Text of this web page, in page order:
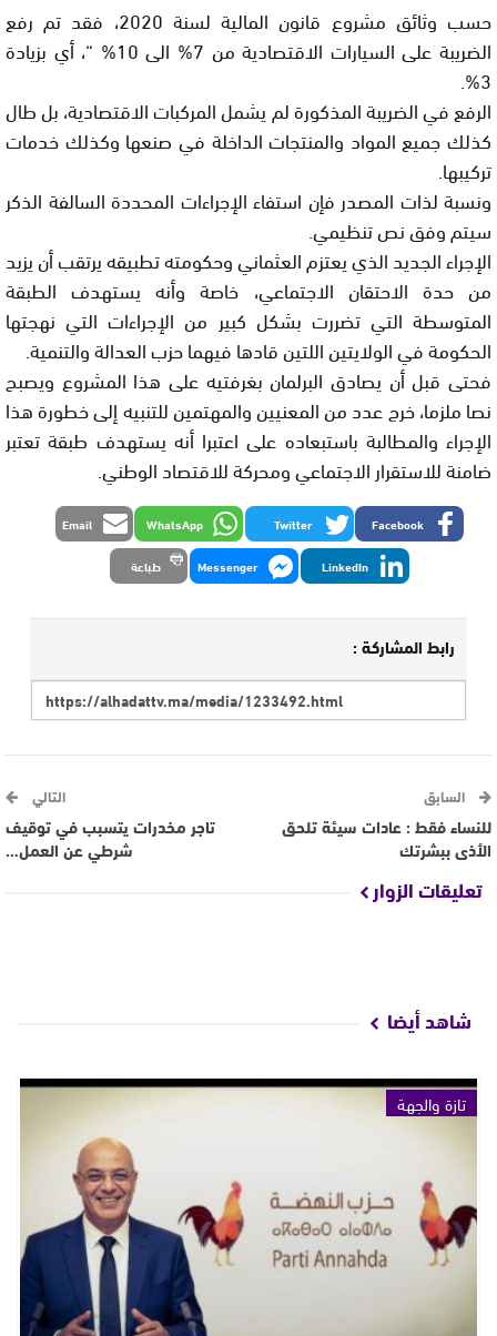
حسب وثائق مشروع قانون المالية لسنة 2020، فقد تم رفع
الضريبة على السيارات الاقتصادية من 7% الى 10% “، أي بزيادة
3%.
الرفع في الضريبة المذكورة لم يشمل المركبات الاقتصادية، بل طال
كذلك جميع المواد والمنتجات الداخلة في صنعها وكذلك خدمات
تركيبها.
ونسبة لذات المصدر فإن استفاء الإجراءات المحددة السالفة الذكر
سيتم وفق نص تنظيمي.
الإجراء الجديد الذي يعتزم العثماني وحكومته تطبيقه يرتقب أن يزيد
من حدة الاحتقان الاجتماعي، خاصة وأنه يستهدف الطبقة
المتوسطة التي تضررت بشكل كبير من الإجراءات التي نهجتها
الحكومة في الولايتين اللتين قادها فيهما حزب العدالة والتنمية.
فحتى قبل أن يصادق البرلمان بغرفتيه على هذا المشروع ويصبح
نصا ملزما، خرج عدد من المعنيين والمهتمين للتنبيه إلى خطورة هذا
الإجراء والمطالبة باستبعاده على اعتبرا أنه يستهدف طبقة تعتبر
ضامنة للاستقرار الاجتماعي ومحركة للاقتصاد الوطني.
Facebook
Twitter
WhatsApp
Email
LinkedIn
Messenger طباعة
رابط المشاركة :
السابق
للنساء فقط : عادات سيئة تلحق
الأذى ببشرتك
التالي
تاجر مخدرات يتسبب في توقيف
شرطي عن العمل…
تعليقات الزوار
شاهد أيضا
تازة والجهة